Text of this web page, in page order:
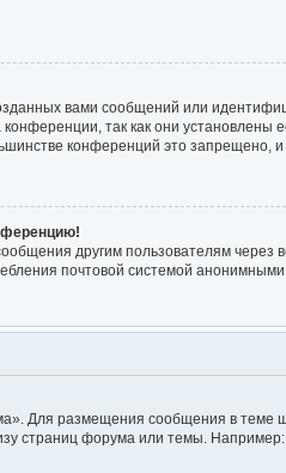
вами сообщений или
так как они
конференций это запрещено,
другим пользователям
почтовой системой анонимными
Для размещения сообщения в теме
страниц форума или темы.